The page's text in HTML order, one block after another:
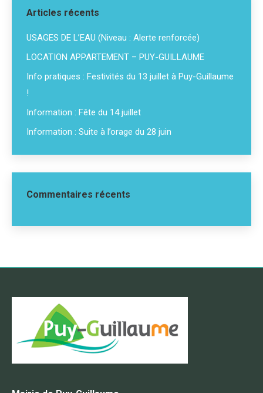
Articles récents
USAGES DE L’EAU (Niveau : Alerte renforcée)
LOCATION APPARTEMENT – PUY-GUILLAUME
Info pratiques : Festivités du 13 juillet à Puy-Guillaume
!
Information : Fête du 14 juillet
Information : Suite à l’orage du 28 juin
Commentaires récents